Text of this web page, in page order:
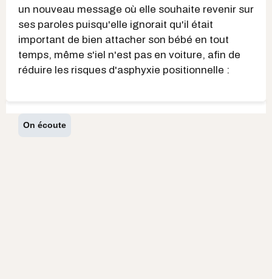
un nouveau message où elle souhaite revenir sur
ses paroles puisqu'elle ignorait qu'il était
important de bien attacher son bébé en tout
temps, même s'iel n'est pas en voiture, afin de
réduire les risques d'asphyxie positionnelle :
On écoute